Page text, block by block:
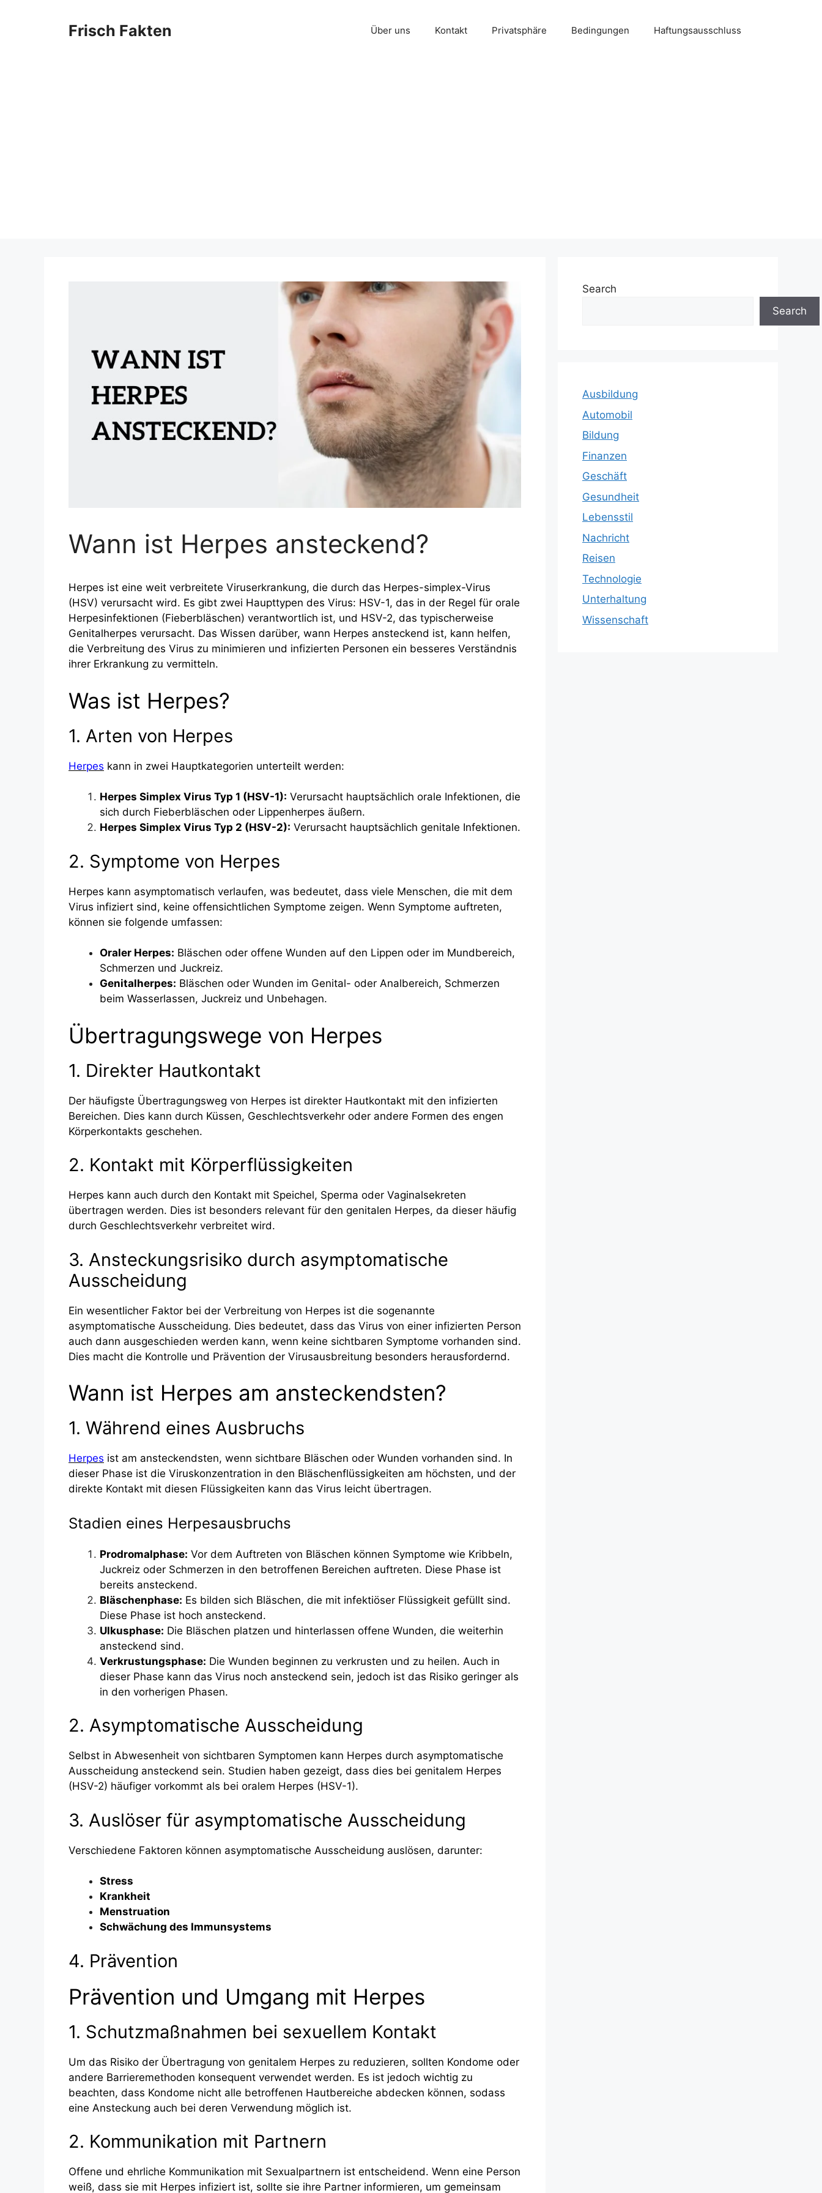
Frisch Fakten Über uns Kontakt Privatsphäre Bedingungen Haftungsausschluss
Wann ist Herpes ansteckend?
Herpes ist eine weit verbreitete Viruserkrankung, die durch das Herpes-simplex-Virus
(HSV) verursacht wird. Es gibt zwei Haupttypen des Virus: HSV-1, das in der Regel für orale
Herpesinfektionen (Fieberbläschen) verantwortlich ist, und HSV-2, das typischerweise
Genitalherpes verursacht. Das Wissen darüber, wann Herpes ansteckend ist, kann helfen,
die Verbreitung des Virus zu minimieren und infizierten Personen ein besseres Verständnis
ihrer Erkrankung zu vermitteln.
Was ist Herpes?
1. Arten von Herpes
Herpes kann in zwei Hauptkategorien unterteilt werden:
Herpes Simplex Virus Typ 1 (HSV-1): Verursacht hauptsächlich orale Infektionen, die
sich durch Fieberbläschen oder Lippenherpes äußern.
Herpes Simplex Virus Typ 2 (HSV-2): Verursacht hauptsächlich genitale Infektionen.
2. Symptome von Herpes
Herpes kann asymptomatisch verlaufen, was bedeutet, dass viele Menschen, die mit dem
Virus infiziert sind, keine offensichtlichen Symptome zeigen. Wenn Symptome auftreten,
können sie folgende umfassen:
Oraler Herpes: Bläschen oder offene Wunden auf den Lippen oder im Mundbereich,
Schmerzen und Juckreiz.
Genitalherpes: Bläschen oder Wunden im Genital- oder Analbereich, Schmerzen
beim Wasserlassen, Juckreiz und Unbehagen.
Übertragungswege von Herpes
1. Direkter Hautkontakt
Der häufigste Übertragungsweg von Herpes ist direkter Hautkontakt mit den infizierten
Bereichen. Dies kann durch Küssen, Geschlechtsverkehr oder andere Formen des engen
Körperkontakts geschehen.
2. Kontakt mit Körperflüssigkeiten
Herpes kann auch durch den Kontakt mit Speichel, Sperma oder Vaginalsekreten
übertragen werden. Dies ist besonders relevant für den genitalen Herpes, da dieser häufig
durch Geschlechtsverkehr verbreitet wird.
3. Ansteckungsrisiko durch asymptomatische
Ausscheidung
Ein wesentlicher Faktor bei der Verbreitung von Herpes ist die sogenannte
asymptomatische Ausscheidung. Dies bedeutet, dass das Virus von einer infizierten Person
auch dann ausgeschieden werden kann, wenn keine sichtbaren Symptome vorhanden sind.
Dies macht die Kontrolle und Prävention der Virusausbreitung besonders herausfordernd.
Wann ist Herpes am ansteckendsten?
1. Während eines Ausbruchs
Herpes ist am ansteckendsten, wenn sichtbare Bläschen oder Wunden vorhanden sind. In
dieser Phase ist die Viruskonzentration in den Bläschenflüssigkeiten am höchsten, und der
direkte Kontakt mit diesen Flüssigkeiten kann das Virus leicht übertragen.
Stadien eines Herpesausbruchs
Prodromalphase: Vor dem Auftreten von Bläschen können Symptome wie Kribbeln,
Juckreiz oder Schmerzen in den betroffenen Bereichen auftreten. Diese Phase ist
bereits ansteckend.
Bläschenphase: Es bilden sich Bläschen, die mit infektiöser Flüssigkeit gefüllt sind.
Diese Phase ist hoch ansteckend.
Ulkusphase: Die Bläschen platzen und hinterlassen offene Wunden, die weiterhin
ansteckend sind.
Verkrustungsphase: Die Wunden beginnen zu verkrusten und zu heilen. Auch in
dieser Phase kann das Virus noch ansteckend sein, jedoch ist das Risiko geringer als
in den vorherigen Phasen.
2. Asymptomatische Ausscheidung
Selbst in Abwesenheit von sichtbaren Symptomen kann Herpes durch asymptomatische
Ausscheidung ansteckend sein. Studien haben gezeigt, dass dies bei genitalem Herpes
(HSV-2) häufiger vorkommt als bei oralem Herpes (HSV-1).
3. Auslöser für asymptomatische Ausscheidung
Verschiedene Faktoren können asymptomatische Ausscheidung auslösen, darunter:
Stress
Krankheit
Menstruation
Schwächung des Immunsystems
4. Prävention
Prävention und Umgang mit Herpes
1. Schutzmaßnahmen bei sexuellem Kontakt
Um das Risiko der Übertragung von genitalem Herpes zu reduzieren, sollten Kondome oder
andere Barrieremethoden konsequent verwendet werden. Es ist jedoch wichtig zu
beachten, dass Kondome nicht alle betroffenen Hautbereiche abdecken können, sodass
eine Ansteckung auch bei deren Verwendung möglich ist.
2. Kommunikation mit Partnern
Offene und ehrliche Kommunikation mit Sexualpartnern ist entscheidend. Wenn eine Person
weiß, dass sie mit Herpes infiziert ist, sollte sie ihre Partner informieren, um gemeinsam
Search
Search
Ausbildung
Automobil
Bildung
Finanzen
Geschäft
Gesundheit
Lebensstil
Nachricht
Reisen
Technologie
Unterhaltung
Wissenschaft